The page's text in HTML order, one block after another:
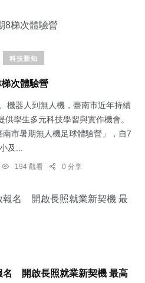
科技新知
次體驗營
機器人到無人機，臺南市近年持續
學生多元科技學習與實作機會。
市暑期無人機足球體驗營」，自7
及...
194 觀看 0 分享
名 開啟長照就業新契機 最高